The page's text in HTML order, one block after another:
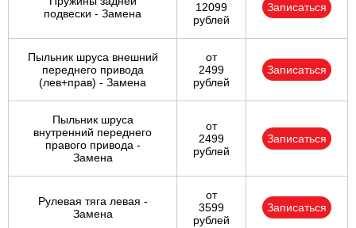
подвески - Замена
12099
рублей
Записаться
Пыльник шруса внешний
переднего привода
(лев+прав) - Замена
от
2499
рублей
Записаться
Пыльник шруса
внутренний переднего
правого привода -
Замена
от
2499
рублей
Записаться
Рулевая тяга левая -
Замена
от
3599
рублей
Записаться